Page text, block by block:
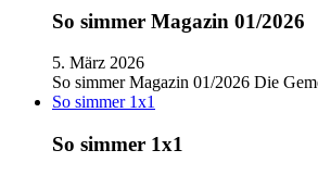
So simmer Magazin 01/2026
5. März 2026
So simmer Magazin 01/2026 Die
So simmer 1x1
So simmer 1x1